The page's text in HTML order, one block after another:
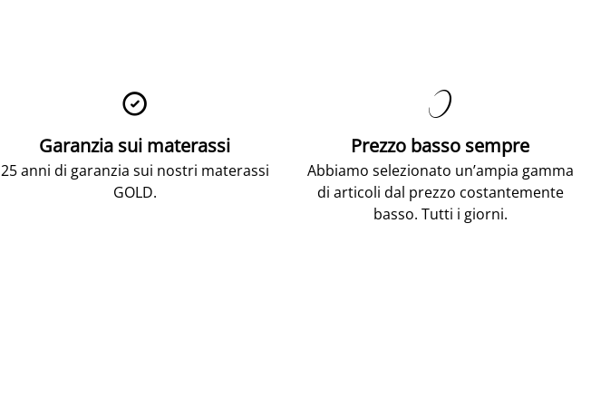

Garanzia sui materassi
25 anni di garanzia sui nostri materassi
GOLD.

Prezzo basso sempre
Abbiamo selezionato un’ampia gamma
di articoli dal prezzo costantemente
basso. Tutti i giorni.